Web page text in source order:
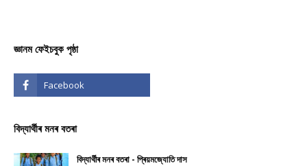
জ্ঞানম ফেইচবুক পৃষ্ঠা
বিদ্যাৰ্থীৰ মনৰ বতৰা
বিদ্যাৰ্থীৰ মনৰ বতৰা - প্ৰিয়মজ্যোতি দাস